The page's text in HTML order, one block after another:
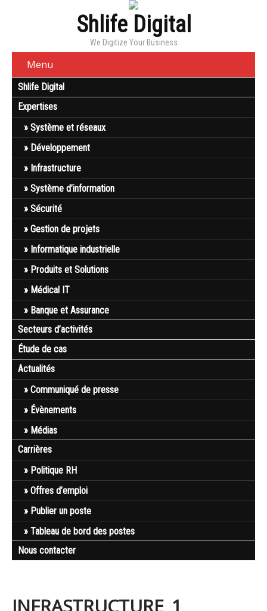
Shlife Digital
We Digitize Your Business
Menu
Shlife Digital
Expertises
Système et réseaux
Développement
Infrastructure
Système d’information
Sécurité
Gestion de projets
Informatique industrielle
Produits et Solutions
Médical IT
Banque et Assurance
Secteurs d’activités
Étude de cas
Actualités
Communiqué de presse
Évènements
Médias
Carrières
Politique RH
Offres d’emploi
Publier un poste
Tableau de bord des postes
Nous contacter
INFRASTRUCTURE_1